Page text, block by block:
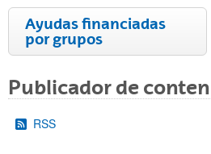
ocultar subpáginas
Ayudas financiadas
por grupos
Publicador de
RSS